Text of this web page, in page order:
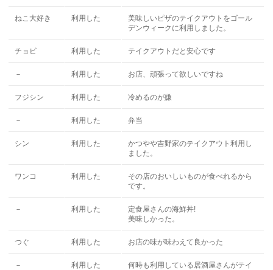
ねこ大好き 利用した
美味しいピザのテイクアウトをゴール
デンウィークに利用しました。
チョビ 利用した テイクアウトだと安心です
－ 利用した お店、頑張って欲しいですね
フジシン 利用した 冷めるのが嫌
－ 利用した 弁当
シン 利用した
かつやや吉野家のテイクアウト利用し
ました。
ワンコ 利用した
その店のおいしいものが食べれるから
です。
－ 利用した
定食屋さんの海鮮丼!
美味しかった。
つぐ 利用した お店の味が味わえて良かった
－ 利用した
何時も利用している居酒屋さんがテイ